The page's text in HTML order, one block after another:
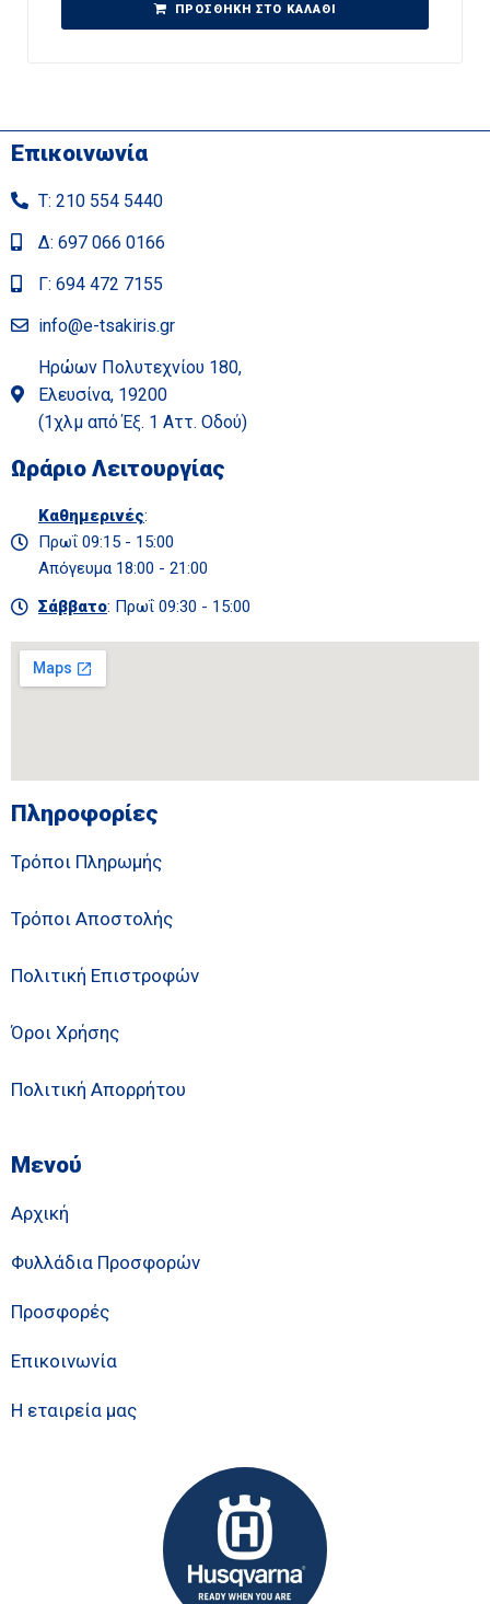
ΠΡΟΣΘΉΚΗ ΣΤΟ ΚΑΛΆΘΙ
Επικοινωνία
Τ: 210 554 5440
Δ: 697 066 0166
Γ: 694 472 7155
info@e-tsakiris.gr
Ηρώων Πολυτεχνίου 180,
Ελευσίνα, 19200
(1χλμ από Έξ. 1 Αττ. Οδού)
Ωράριο Λειτουργίας
Καθημερινές:
Πρωΐ 09:15 - 15:00
Απόγευμα 18:00 - 21:00
Σάββατο: Πρωΐ 09:30 - 15:00
Πληροφορίες
Τρόποι Πληρωμής
Τρόποι Αποστολής
Πολιτική Επιστροφών
Όροι Χρήσης
Πολιτική Απορρήτου
Μενού
Αρχική
Φυλλάδια Προσφορών
Προσφορές
Επικοινωνία
Η εταιρεία μας